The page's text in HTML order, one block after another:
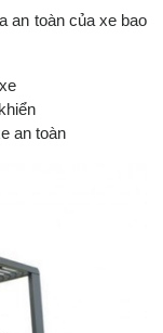
an toàn của xe bao
an toàn